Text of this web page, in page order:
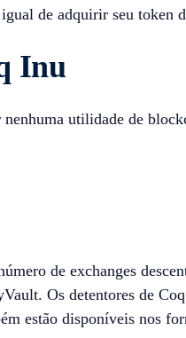
de adquirir seu token
Inu
utilidade de
de exchanges
Os detentores de
estão disponíveis nos